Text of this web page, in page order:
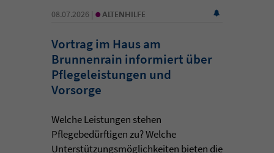
08.07.2026 | • ALTENHILFE
Vortrag im Haus am
Brunnenrain informiert über
Pflegeleistungen und
Vorsorge
Welche Leistungen stehen
Pflegebedürftigen zu? Welche
Unterstützungsmöglichkeiten bieten die